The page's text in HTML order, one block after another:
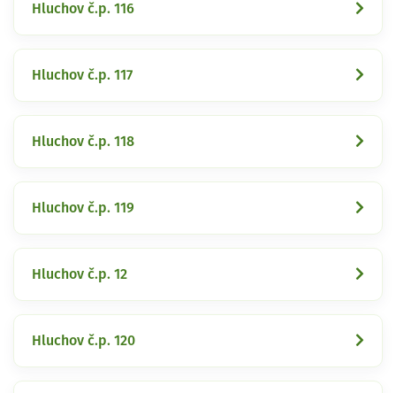
Hluchov č.p. 116
Hluchov č.p. 117
Hluchov č.p. 118
Hluchov č.p. 119
Hluchov č.p. 12
Hluchov č.p. 120